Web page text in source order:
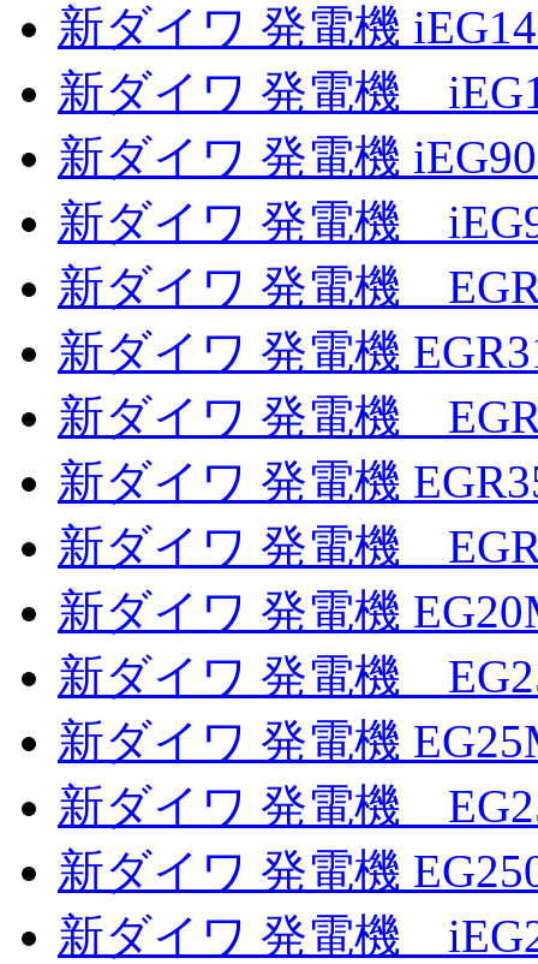
新ダイワ 発電機
新ダイワ 発電機
新ダイワ 発電機
新ダイワ 発電機
新ダイワ 発電機
新ダイワ 発電機
新ダイワ 発電機
新ダイワ 発電機
新ダイワ 発電機
新ダイワ 発電機
新ダイワ 発電機
新ダイワ 発電機
新ダイワ 発電機
新ダイワ 発電機
新ダイワ 発電機